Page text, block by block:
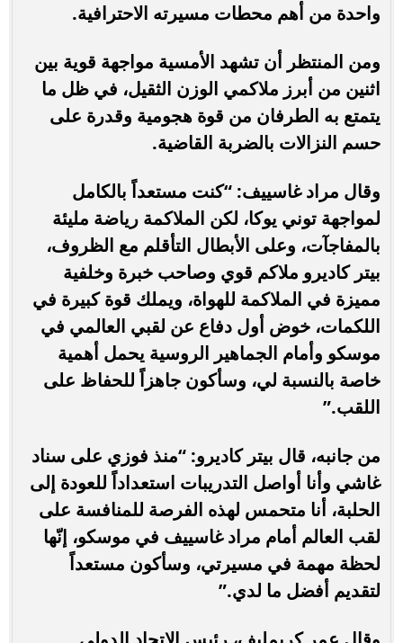
واحدة من أهم محطات مسيرته الاحترافية.
ومن المنتظر أن تشهد الأمسية مواجهة قوية بين
اثنين من أبرز ملاكمي الوزن الثقيل، في ظل ما
يتمتع به الطرفان من قوة هجومية وقدرة على
حسم النزالات بالضربة القاضية.
وقال مراد غاسييف: “كنت مستعداً بالكامل
لمواجهة توني يوكا، لكن الملاكمة رياضة مليئة
بالمفاجآت، وعلى الأبطال التأقلم مع الظروف،
بيتر كاديرو ملاكم قوي وصاحب خبرة وخلفية
مميزة في الملاكمة للهواة، ويملك قوة كبيرة في
اللكمات، خوض أول دفاع عن لقبي العالمي في
موسكو وأمام الجماهير الروسية يحمل أهمية
خاصة بالنسبة لي، وسأكون جاهزاً للحفاظ على
اللقب.”
من جانبه، قال بيتر كاديرو: “منذ فوزي على سناد
غاشي وأنا أواصل التدريبات استعداداً للعودة إلى
الحلبة، أنا متحمس لهذه الفرصة للمنافسة على
لقب العالم أمام مراد غاسييف في موسكو، إنّها
لحظة مهمة في مسيرتي، وسأكون مستعداً
لتقديم أفضل ما لدي.”